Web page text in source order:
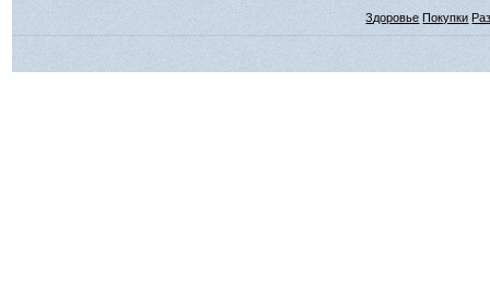
Здоровье Покупки